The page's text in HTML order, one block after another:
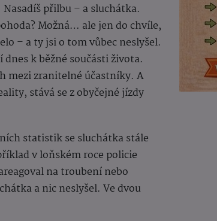
přilbu – a sluchátka.
Možná… ale jen do chvíle,
– a ty jsi o tom vůbec neslyšel.
k běžné součásti života.
mezi zranitelné účastníky. A
stává se z obyčejné jízdy
statistik se sluchátka stále
v loňském roce policie
na troubení nebo
a nic neslyšel. Ve dvou